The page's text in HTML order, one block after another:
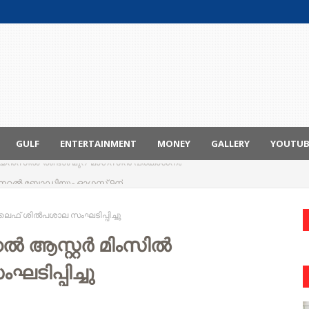
GULF ENTERTAINMENT MONEY GALLERY
ശിൽപശാല സംഘടിപ്പിച്ചു
ആസ്റ്റർ മിംസിൽ